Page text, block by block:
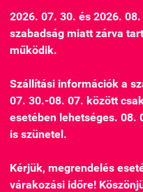
2026. 07. 30. és 2026.
szabadság miatt zárva
működik.
Szállítási információk a
07. 30.-08. 07. között
esetében lehetséges. 08.
is szünetel.
Kérjük, megrendelés
várakozási időre!